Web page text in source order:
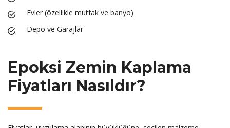
Evler (özellikle mutfak ve banyo)
Depo ve Garajlar
Epoksi Zemin Kaplama
Fiyatları Nasıldır?